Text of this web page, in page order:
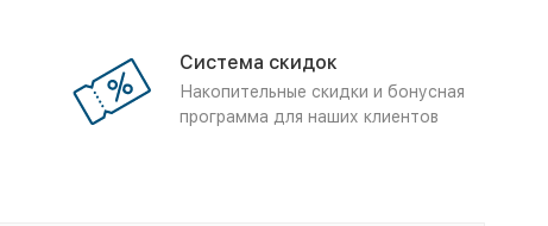
Система скидок
Накопительные скидки и бонусная
программа для наших клиентов